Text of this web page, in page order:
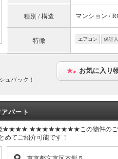
種別 / 構造 マンション /
特徴 エアコン 保証
ュバック！
お気に入り
パート
能★★★★ ★★★★★★★★この物件のご
めてご紹介可能です！